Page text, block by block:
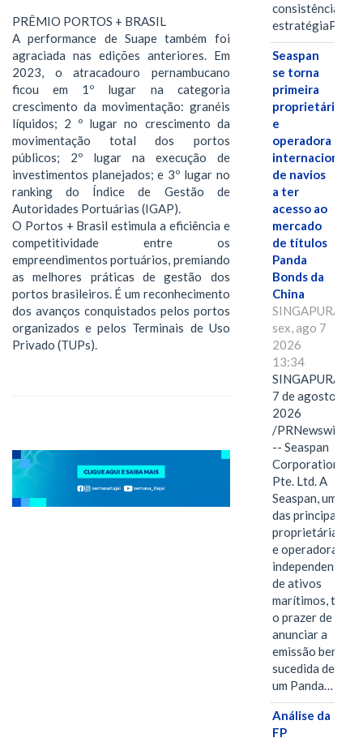
PRÊMIO PORTOS + BRASIL
A performance de Suape também foi
agraciada nas edições anteriores. Em
2023, o atracadouro pernambucano
ficou em 1º lugar na categoria
crescimento da movimentação: granéis
líquidos; 2 º lugar no crescimento da
movimentação total dos portos
públicos; 2º lugar na execução de
investimentos planejados; e 3º lugar no
ranking do Índice de Gestão de
Autoridades Portuárias (IGAP).
O Portos + Brasil estimula a eficiência e
competitividade entre os
empreendimentos portuários, premiando
as melhores práticas de gestão dos
portos brasileiros. É um reconhecimento
dos avanços conquistados pelos portos
organizados e pelos Terminais de Uso
Privado (TUPs).
consistência de
Seaspan
se torna
primeira
proprietária
e
operadora
internacional
de navios
a ter
acesso ao
mercado
de títulos
Panda
Bonds da
China
SINGAPURA,
sex, ago 7
2026
13:34
SINGAPURA,
7 de agosto de
2026
/PRNewswire/
-- Seaspan
Corporation
Pte. Ltd. A
Seaspan, uma
das principais
proprietárias
e operadoras
independentes
de ativos
marítimos, tem
o prazer de
anunciar a
emissão bem-
sucedida de
um Panda…
Análise da
FP